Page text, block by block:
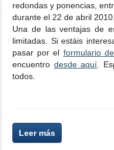
redondas y ponencias,
durante el 22 de abril 2010.
Una de las ventajas de
limitadas. Si estáis
pasar por el formulario
encuentro desde aquí .
todos.
Leer más